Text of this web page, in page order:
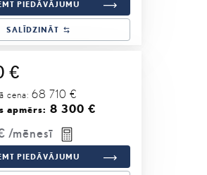
PIEDĀVĀJUMU
SALĪDZINĀT
€
cena: 68 710 €
apmērs: 8 300 €
/mēnesī
PIEDĀVĀJUMU